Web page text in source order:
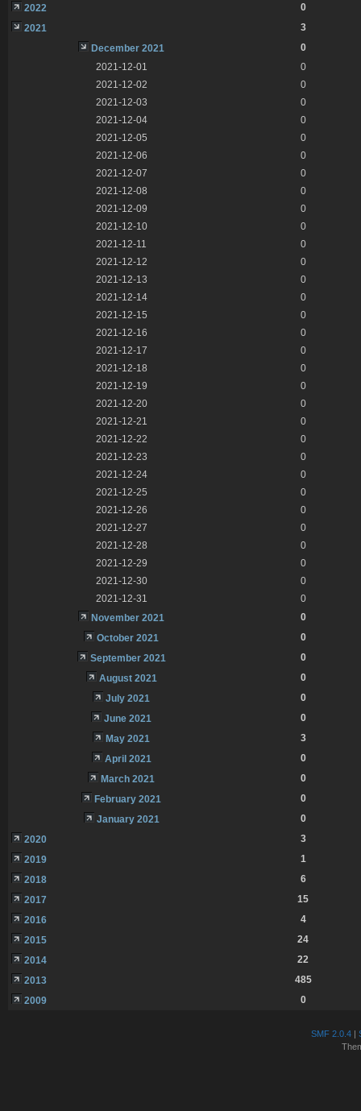
2022
0
2021
3
December 2021
0
2021-12-01
0
2021-12-02
0
2021-12-03
0
2021-12-04
0
2021-12-05
0
2021-12-06
0
2021-12-07
0
2021-12-08
0
2021-12-09
0
2021-12-10
0
2021-12-11
0
2021-12-12
0
2021-12-13
0
2021-12-14
0
2021-12-15
0
2021-12-16
0
2021-12-17
0
2021-12-18
0
2021-12-19
0
2021-12-20
0
2021-12-21
0
2021-12-22
0
2021-12-23
0
2021-12-24
0
2021-12-25
0
2021-12-26
0
2021-12-27
0
2021-12-28
0
2021-12-29
0
2021-12-30
0
2021-12-31
0
November 2021
0
October 2021
0
September 2021
0
August 2021
0
July 2021
0
June 2021
0
May 2021
3
April 2021
0
March 2021
0
February 2021
0
January 2021
0
2020
3
2019
1
2018
6
2017
15
2016
4
2015
24
2014
22
2013
485
2009
0
SMF 2.0.4|